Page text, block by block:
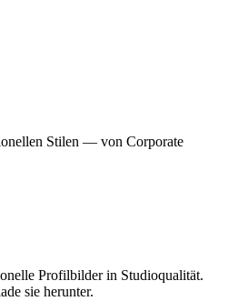
Stilen — von Corporate
Profilbilder in Studioqualität.
sie herunter.